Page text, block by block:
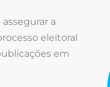
a
eleitoral
em